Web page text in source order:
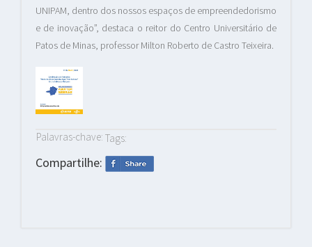
UNIPAM, dentro dos nossos espaços de empreendedorismo
e de inovação”, destaca o reitor do Centro Universitário de
Patos de Minas, professor Milton Roberto de Castro Teixeira.
Palavras-chave: Tags:
Compartilhe: